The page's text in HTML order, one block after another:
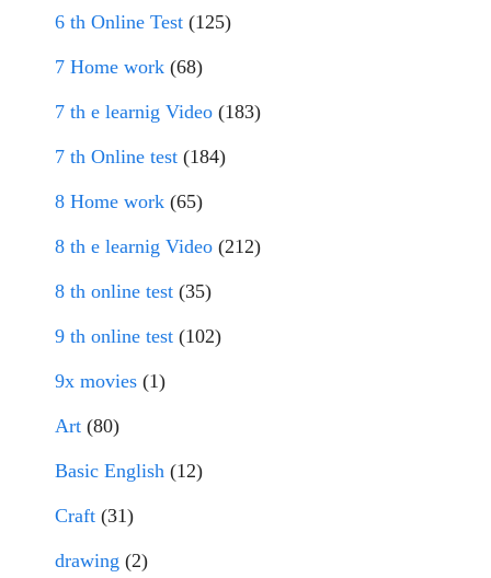
6 th Online Test (125)
7 Home work (68)
7 th e learnig Video (183)
7 th Online test (184)
8 Home work (65)
8 th e learnig Video (212)
8 th online test (35)
9 th online test (102)
9x movies (1)
Art (80)
Basic English (12)
Craft (31)
drawing (2)